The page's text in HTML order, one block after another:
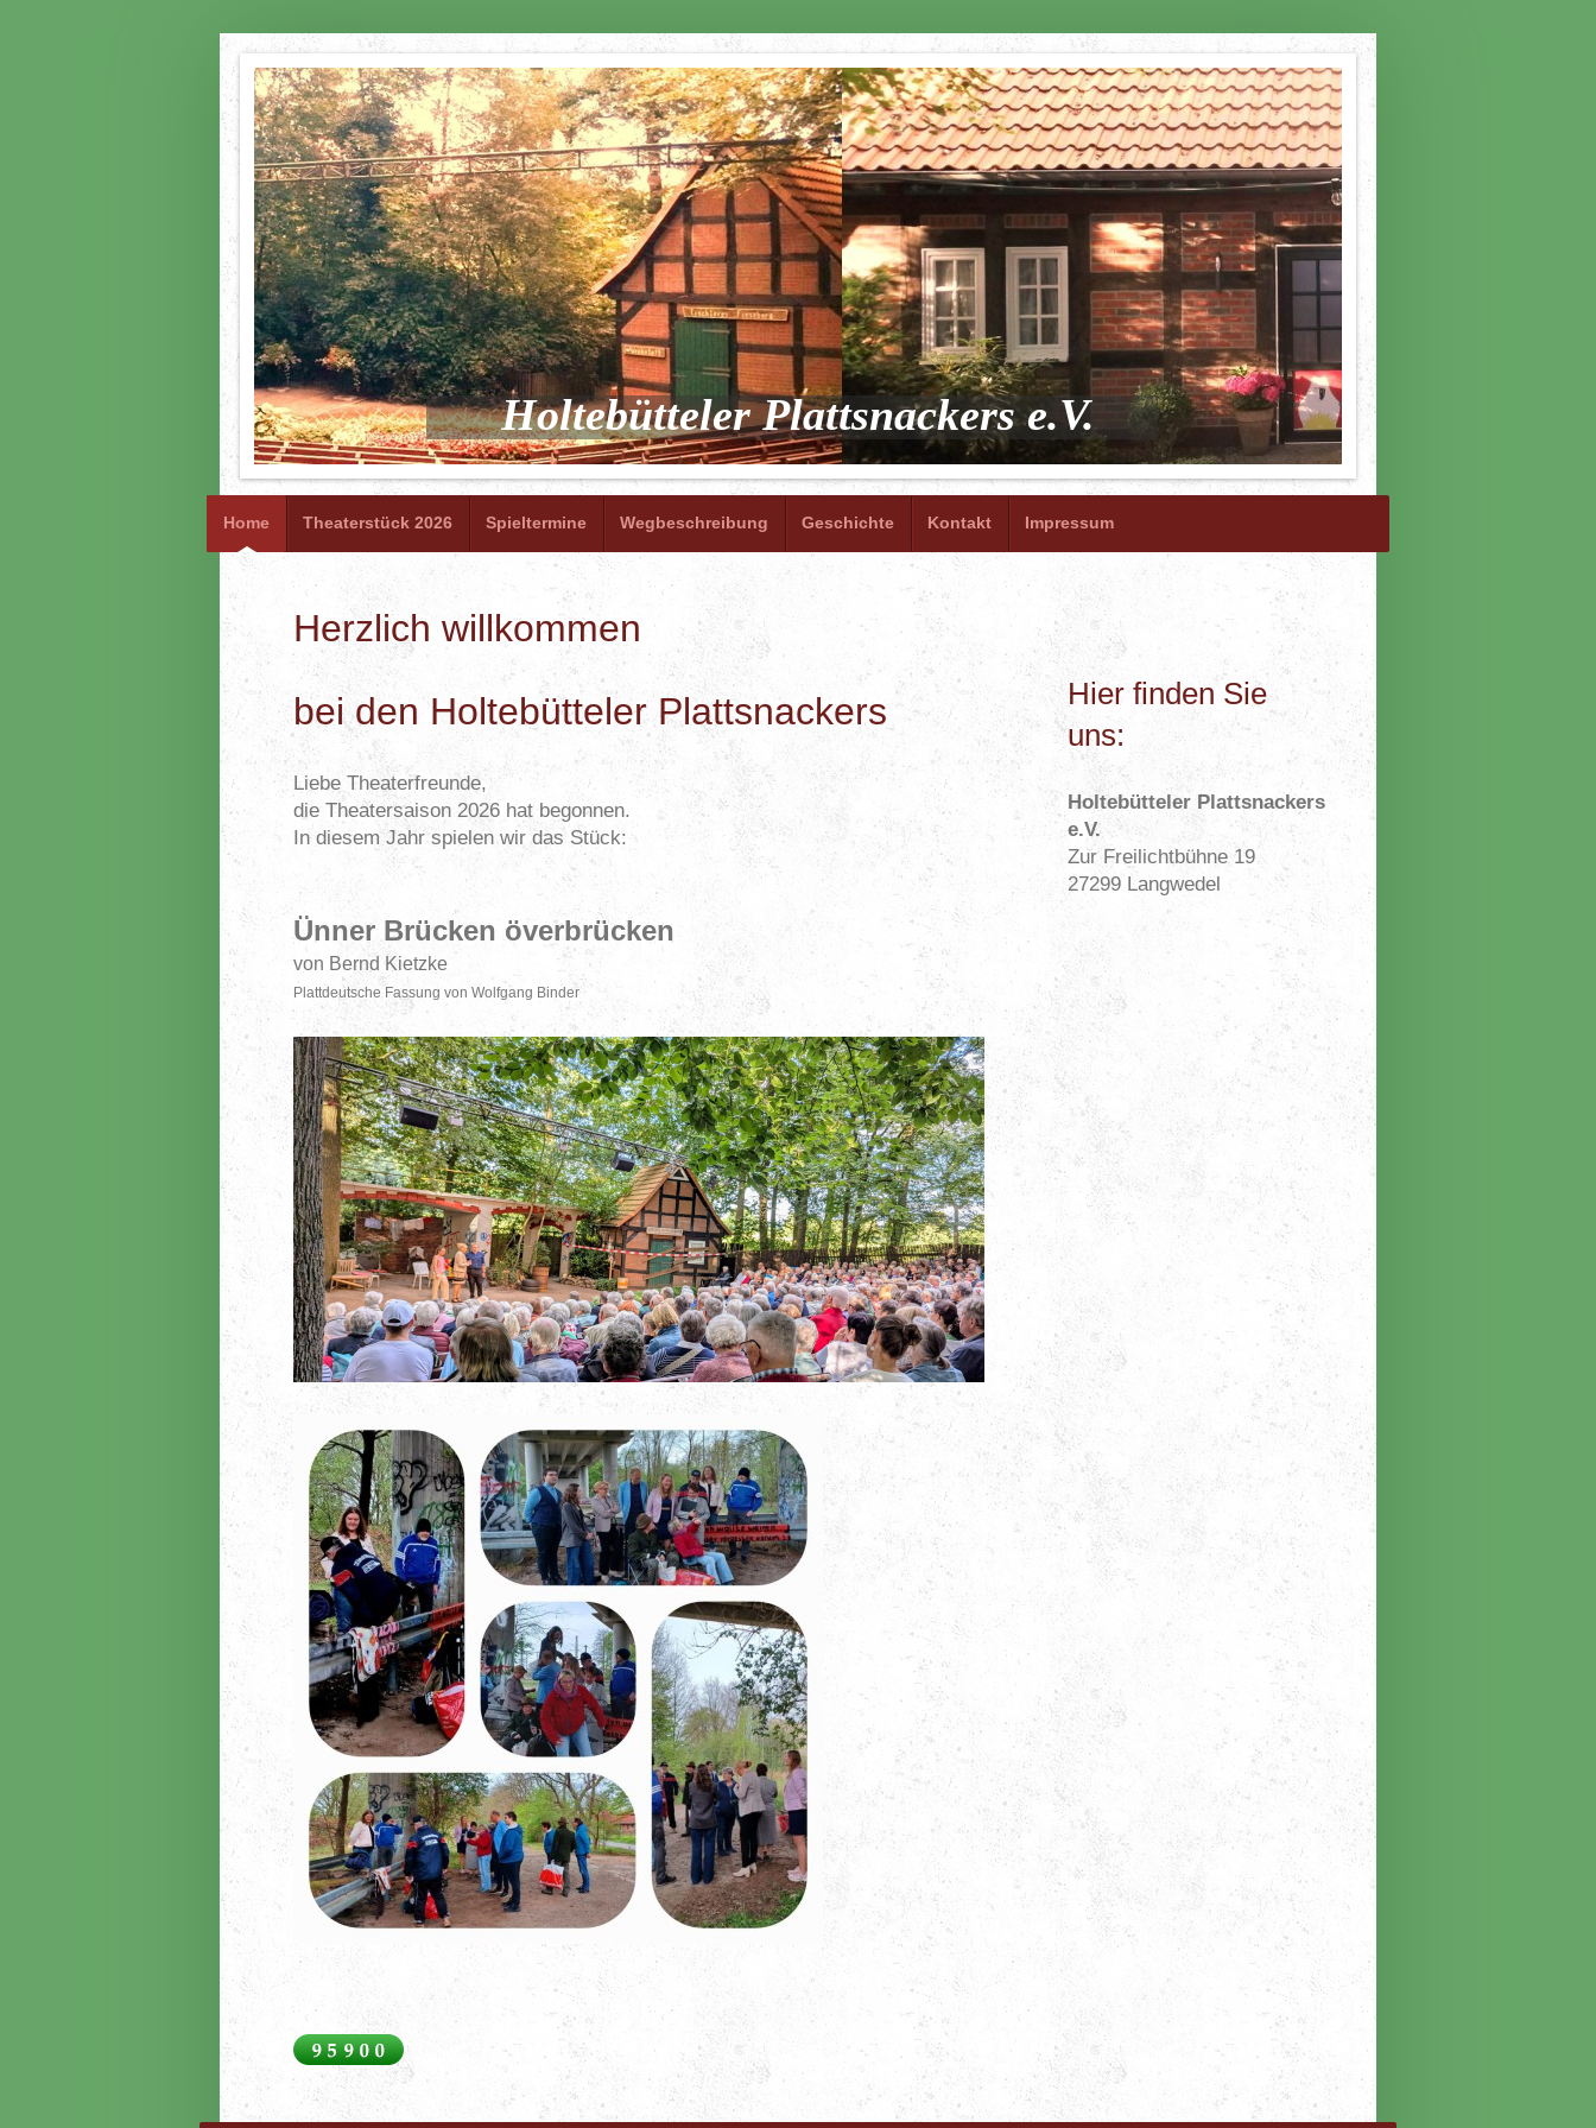
Holtebütteler Plattsnackers e.V.
Home Theaterstück 2026 Spieltermine Wegbeschreibung Geschichte Kontakt Impressum
Herzlich willkommen
bei den Holtebütteler Plattsnackers
Liebe Theaterfreunde,
die Theatersaison 2026 hat begonnen.
In diesem Jahr spielen wir das Stück:
Ünner Brücken överbrücken
von Bernd Kietzke
Plattdeutsche Fassung von Wolfgang Binder
Hier finden Sie
uns:
Holtebütteler Plattsnackers
e.V.
Zur Freilichtbühne 19
27299 Langwedel